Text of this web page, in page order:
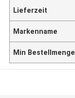
Lieferzeit
Markenname
Min Bestellmenge